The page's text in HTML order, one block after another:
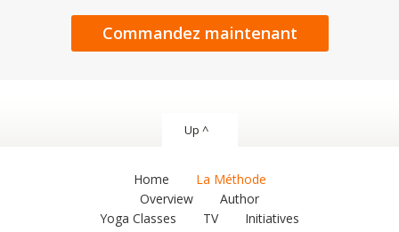
Commandez maintenant
Up ^
Home
La Méthode
Overview
Author
Yoga Classes
TV
Initiatives